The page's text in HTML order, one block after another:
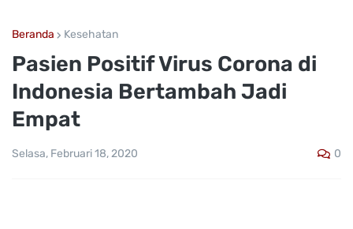
Beranda Kesehatan
Pasien Positif Virus Corona di
Indonesia Bertambah Jadi
Empat
Selasa, Februari 18, 2020 0